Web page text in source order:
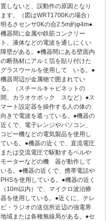
置しないと、誤動作の原因となり
ます。（図はWRT1700Kの場合）
明るさセンサ0Kの合2.5m約φ4m●
機器間に金属や鉄筋コンクリー
ト、液体などの電波を通しにくい
障壁がある。●機器間にある壁面内
の断熱材にアルミ箔を貼り付けた
グラスウールを使用して いる。●
機器周辺が金属物で囲まれてい
る。（スチールキャビネットの
間、カラオケボック スなど）●ス
マート設定器を操作する人の体の
向きで電波を遮っている。●機器の
近くで、電子レンジやパソコン、
コピー機などの電気製品を使用し
ている。●機器の近くで、直流電圧
または交流電圧で駆動するベルや
モーターなどの機 器が動作して
いる。●機器の近くで、携帯電話や
PHSを使用している。●機器の近く
（10m以内）で、マイクロ波治療
器を使用している。●近くに、テレ
ビ・ラジオの送信所近辺の強電界
地域または各種無線局がある。●セ